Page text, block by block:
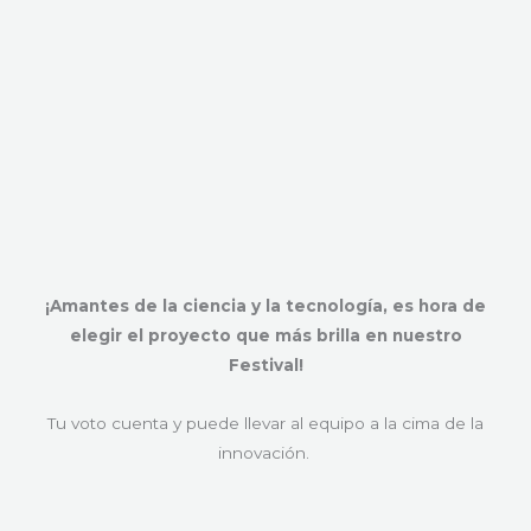
¡Amantes de la ciencia y la tecnología, es hora de
elegir el proyecto que más brilla en nuestro
Festival!
Tu voto cuenta y puede llevar al equipo a la cima de la
innovación.